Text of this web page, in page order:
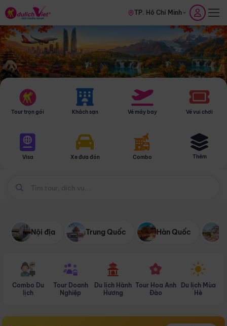
TP. Hồ Chí Minh
Tour trọn gói Khách sạn Vé máy bay Vé vui chơi
Visa Xe đưa đón Combo Thêm
Nội địa Trung Quốc Hàn Quốc
Combo Du
lịch
Tour Doanh
Nghiệp
Du lịch Hành
Hương
Tour Hoa Anh
Đào
Du lịch Mùa
Hè